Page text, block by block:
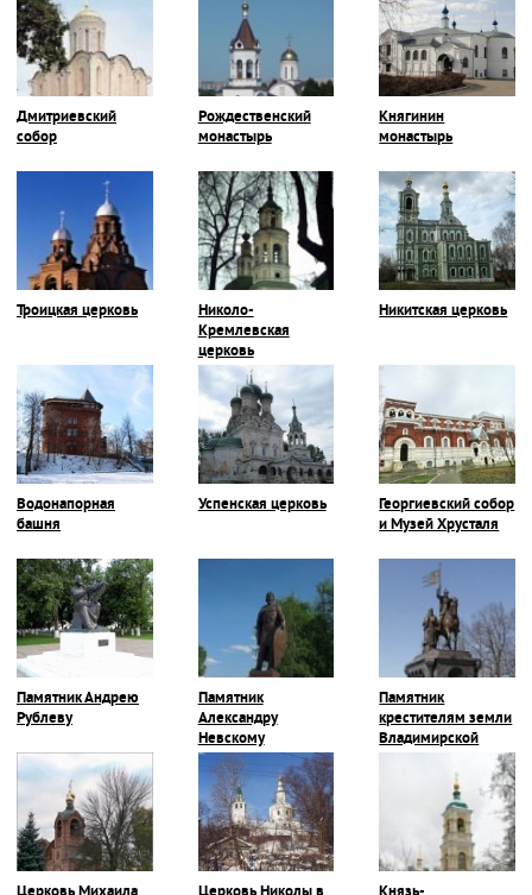
Дмитриевский
собор
Рождественский
монастырь
Княгинин
монастырь
Троицкая церковь
Николо-
Кремлевская
церковь
Никитская церковь
Водонапорная
башня
Успенская церковь
Георгиевский собор
и Музей Хрусталя
Памятник Андрею
Рублеву
Памятник
Александру
Невскому
Памятник
крестителям земли
Владимирской